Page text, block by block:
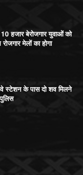
हजार बेरोजगार युवाओं को
मेलों का होगा
स्टेशन के पास दो शव मिलने